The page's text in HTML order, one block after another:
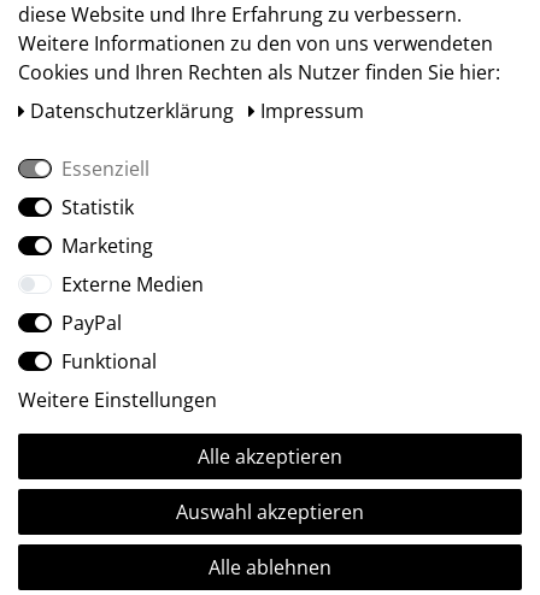
Social Media
Ⓒ2009-2026 ARTland GmbH • Alle Rechte vorbehalten.
diese Website und Ihre Erfahrung zu verbessern.
Weitere Informationen zu den von uns verwendeten
Cookies und Ihren Rechten als Nutzer finden Sie hier:
Daten­schutz­erklärung
Impressum
Essenziell
Statistik
Marketing
Externe Medien
PayPal
Funktional
Weitere Einstellungen
Alle akzeptieren
Auswahl akzeptieren
Alle ablehnen